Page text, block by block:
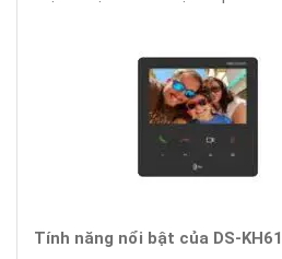
Tính năng nổi bật của DS-